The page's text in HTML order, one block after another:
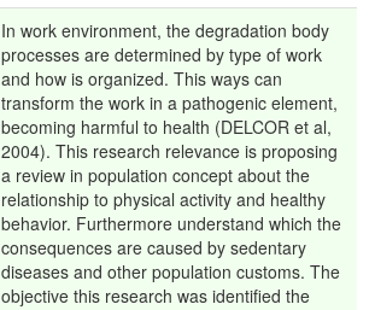
In work environment, the degradation body
processes are determined by type of work
and how is organized. This ways can
transform the work in a pathogenic element,
becoming harmful to health (DELCOR et al,
2004). This research relevance is proposing
a review in population concept about the
relationship to physical activity and healthy
behavior. Furthermore understand which the
consequences are caused by sedentary
diseases and other population customs. The
objective this research was identified the